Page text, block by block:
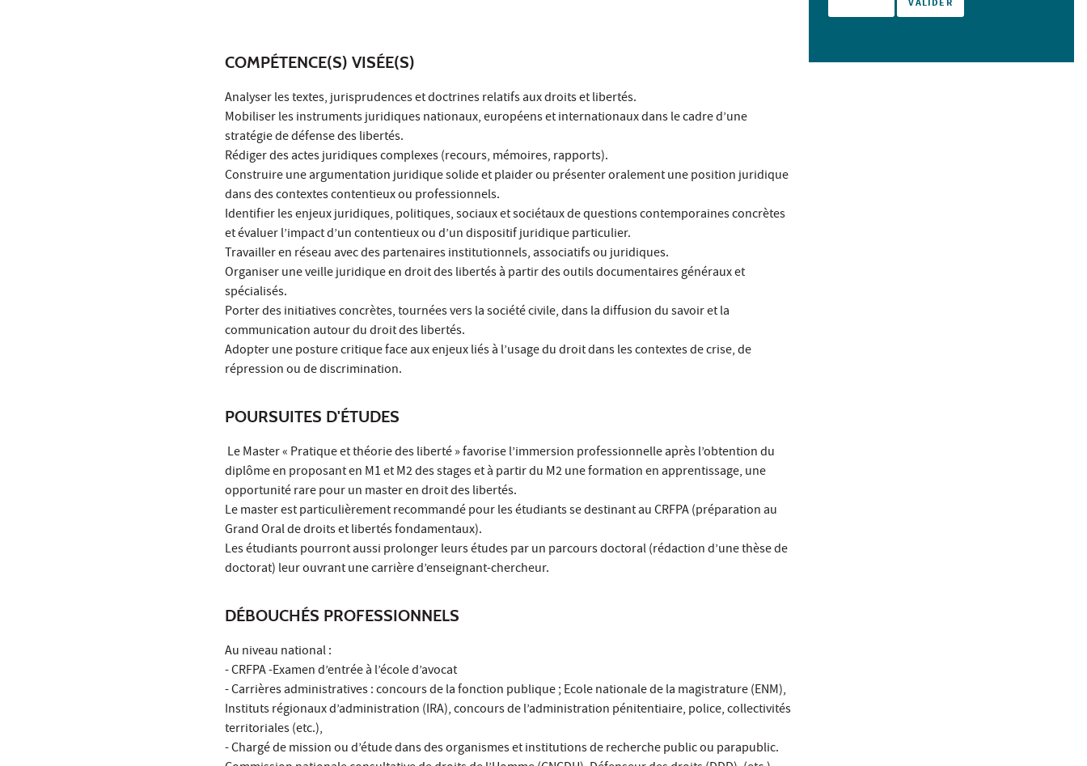
COMPÉTENCE(S) VISÉE(S)
Analyser les textes, jurisprudences et doctrines relatifs aux droits et libertés.
Mobiliser les instruments juridiques nationaux, européens et internationaux dans le cadre d’une
stratégie de défense des libertés.
Rédiger des actes juridiques complexes (recours, mémoires, rapports).
Construire une argumentation juridique solide et plaider ou présenter oralement une position juridique
dans des contextes contentieux ou professionnels.
Identifier les enjeux juridiques, politiques, sociaux et sociétaux de questions contemporaines concrètes
et évaluer l’impact d’un contentieux ou d’un dispositif juridique particulier.
Travailler en réseau avec des partenaires institutionnels, associatifs ou juridiques.
Organiser une veille juridique en droit des libertés à partir des outils documentaires généraux et
spécialisés.
Porter des initiatives concrètes, tournées vers la société civile, dans la diffusion du savoir et la
communication autour du droit des libertés.
Adopter une posture critique face aux enjeux liés à l’usage du droit dans les contextes de crise, de
répression ou de discrimination.
POURSUITES D'ÉTUDES
Le Master « Pratique et théorie des liberté » favorise l’immersion professionnelle après l’obtention du
diplôme en proposant en M1 et M2 des stages et à partir du M2 une formation en apprentissage, une
opportunité rare pour un master en droit des libertés.
Le master est particulièrement recommandé pour les étudiants se destinant au CRFPA (préparation au
Grand Oral de droits et libertés fondamentaux).
Les étudiants pourront aussi prolonger leurs études par un parcours doctoral (rédaction d’une thèse de
doctorat) leur ouvrant une carrière d’enseignant-chercheur.
DÉBOUCHÉS PROFESSIONNELS
Au niveau national :
- CRFPA -Examen d’entrée à l’école d’avocat
- Carrières administratives : concours de la fonction publique ; Ecole nationale de la magistrature (ENM),
Instituts régionaux d’administration (IRA), concours de l’administration pénitentiaire, police, collectivités
territoriales (etc.),
- Chargé de mission ou d’étude dans des organismes et institutions de recherche public ou parapublic.